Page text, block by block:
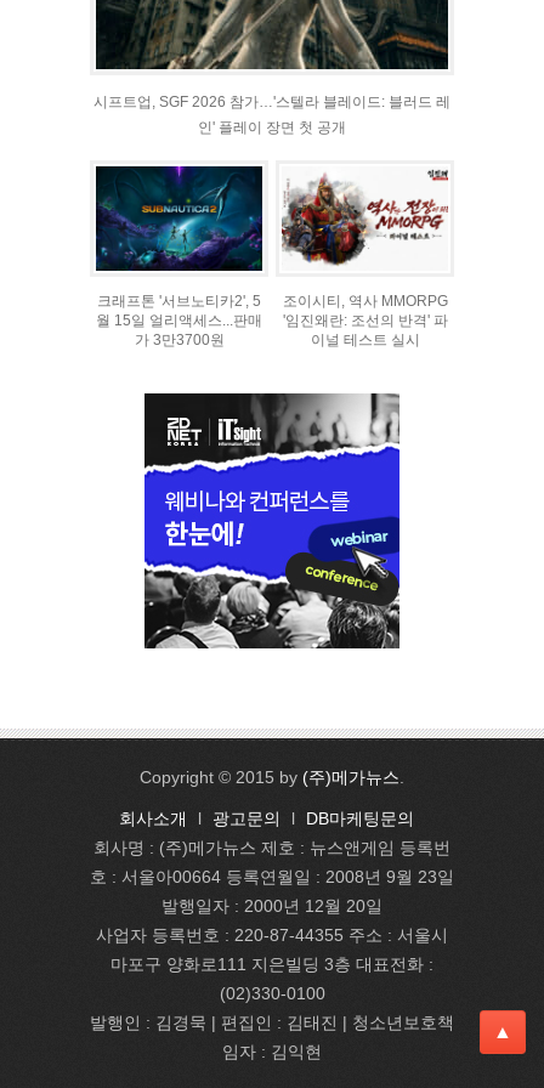
시프트업, SGF 2026 참가…'스텔라 블레이드: 블러드 레
인' 플레이 장면 첫 공개
크래프톤 '서브노티카2', 5
월 15일 얼리액세스...판매
가 3만3700원
조이시티, 역사 MMORPG
'임진왜란: 조선의 반격' 파
이널 테스트 실시
Copyright © 2015 by (주)메가뉴스.
회사소개 l 광고문의 l
DB마케팅문의
회사명 : (주)메가뉴스 제호 : 뉴스앤게임 등록번
호 : 서울아00664 등록연월일 : 2008년 9월 23일
발행일자 : 2000년 12월 20일
사업자 등록번호 : 220-87-44355 주소 : 서울시
마포구 양화로111 지은빌딩 3층 대표전화 :
(02)330-0100
발행인 : 김경묵 | 편집인 : 김태진 | 청소년보호책
임자 : 김익현
▲